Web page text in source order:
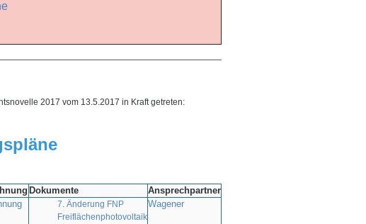
2017 vom 13.5.2017 in Kraft getreten:
Dokumente
Ansprechpartner
7. Änderung FNP
Freiflächenphotovoltaik
Wagener